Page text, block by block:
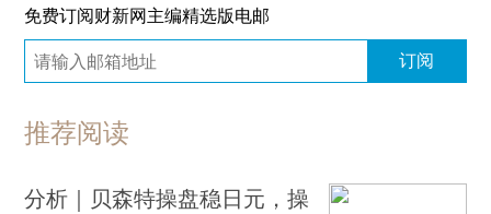
免费订阅财新网主编精选版电邮
订阅
推荐阅读
分析｜贝森特操盘稳日元，操